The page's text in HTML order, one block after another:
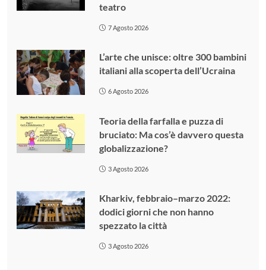
teatro
7 Agosto 2026
L’arte che unisce: oltre 300 bambini
italiani alla scoperta dell’Ucraina
6 Agosto 2026
Teoria della farfalla e puzza di
bruciato: Ma cos’è davvero questa
globalizzazione?
3 Agosto 2026
Kharkiv, febbraio–marzo 2022:
dodici giorni che non hanno
spezzato la città
3 Agosto 2026